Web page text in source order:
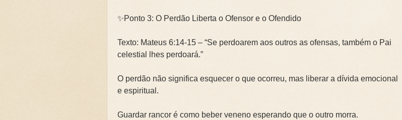
✨Ponto 3: O Perdão Liberta o Ofensor e o Ofendido
Texto: Mateus 6:14-15 – “Se perdoarem aos outros as ofensas, também o Pai
celestial lhes perdoará.”
O perdão não significa esquecer o que ocorreu, mas liberar a dívida emocional
e espiritual.
Guardar rancor é como beber veneno esperando que o outro morra.